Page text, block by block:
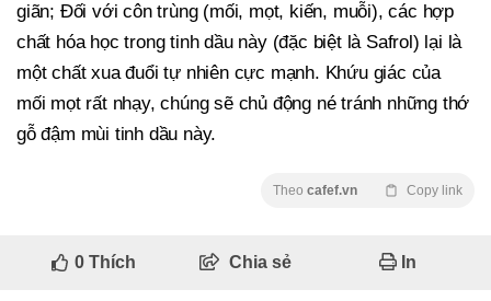
giãn; Đối với côn trùng (mối, mọt, kiến, muỗi), các hợp
chất hóa học trong tinh dầu này (đặc biệt là Safrol) lại là
một chất xua đuổi tự nhiên cực mạnh. Khứu giác của
mối mọt rất nhạy, chúng sẽ chủ động né tránh những thớ
gỗ đậm mùi tinh dầu này.
Theo cafef.vn Copy link
0Thích Chia sẻ In